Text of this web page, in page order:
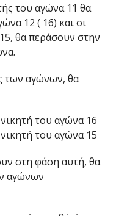
του αγώνα 11 θα
12 ( 16) και οι
θα περάσουν στην
των αγώνων, θα
του αγώνα 16
του αγώνα 15
στη φάση αυτή, θα
αγώνων